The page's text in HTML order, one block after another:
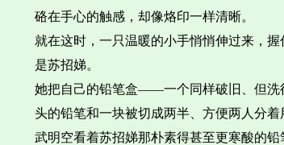
硌在手心的触感，却像烙印一样清晰。
就在这时，一只温暖的小手悄悄伸过来，握
是苏招娣。
她把自己的铅笔盒——一个同样破旧、但洗
头的铅笔和一块被切成两半、方便两人分
武明空看着苏招娣那朴素得甚至更寒酸的